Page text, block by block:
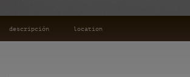
descripción location